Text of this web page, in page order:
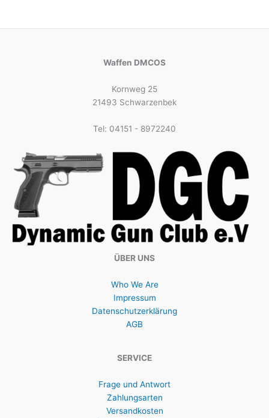
Waffen DMCOS
Kornweg 25
21493 Schwarzenbek
Tel: 04151 - 8972240
ÜBER UNS
Who We Are
Impressum
Datenschutzerklärung
AGB
SERVICE
Frage und Antwort
Zahlungsarten
Versandkosten